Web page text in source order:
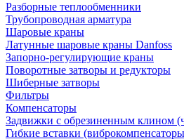
Разборные теплообменники
Трубопроводная арматура
Шаровые краны
Латунные шаровые краны Danfoss
Запорно-регулирующие краны
Поворотные затворы и редукторы
Шиберные затворы
Фильтры
Компенсаторы
Задвижки с обрезиненным клином
Гибкие вставки